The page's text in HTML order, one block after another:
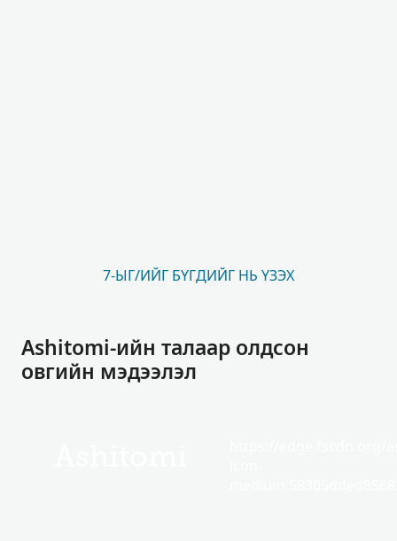
7-ЫГ/ИЙГ БҮГДИЙГ НЬ ҮЗЭХ
Ashitomi-ийн талаар олдсон
овгийн мэдээлэл